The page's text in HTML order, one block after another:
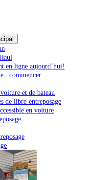
en ligne aujourd’hui!
: commencer
et de bateau
de libre-entreposage
en voiture